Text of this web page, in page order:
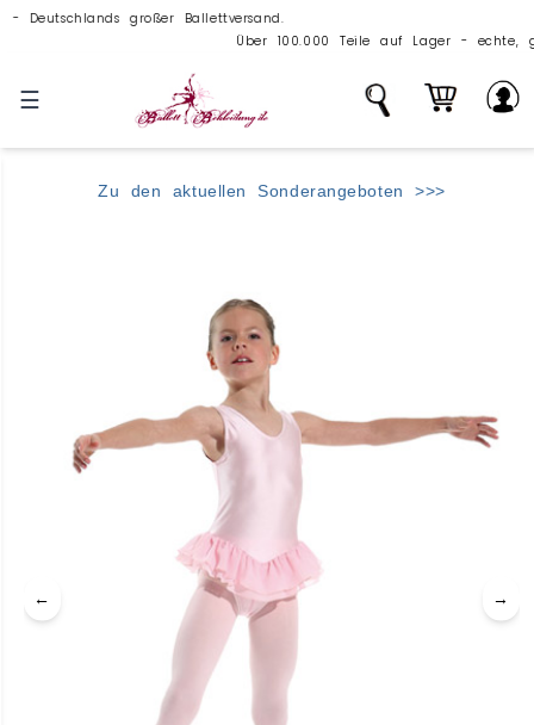
großer Ballettversand.
Über 100.000 Teile auf Lager - echte, große
☰
Zu den aktuellen Sonderangeboten >>>
← →